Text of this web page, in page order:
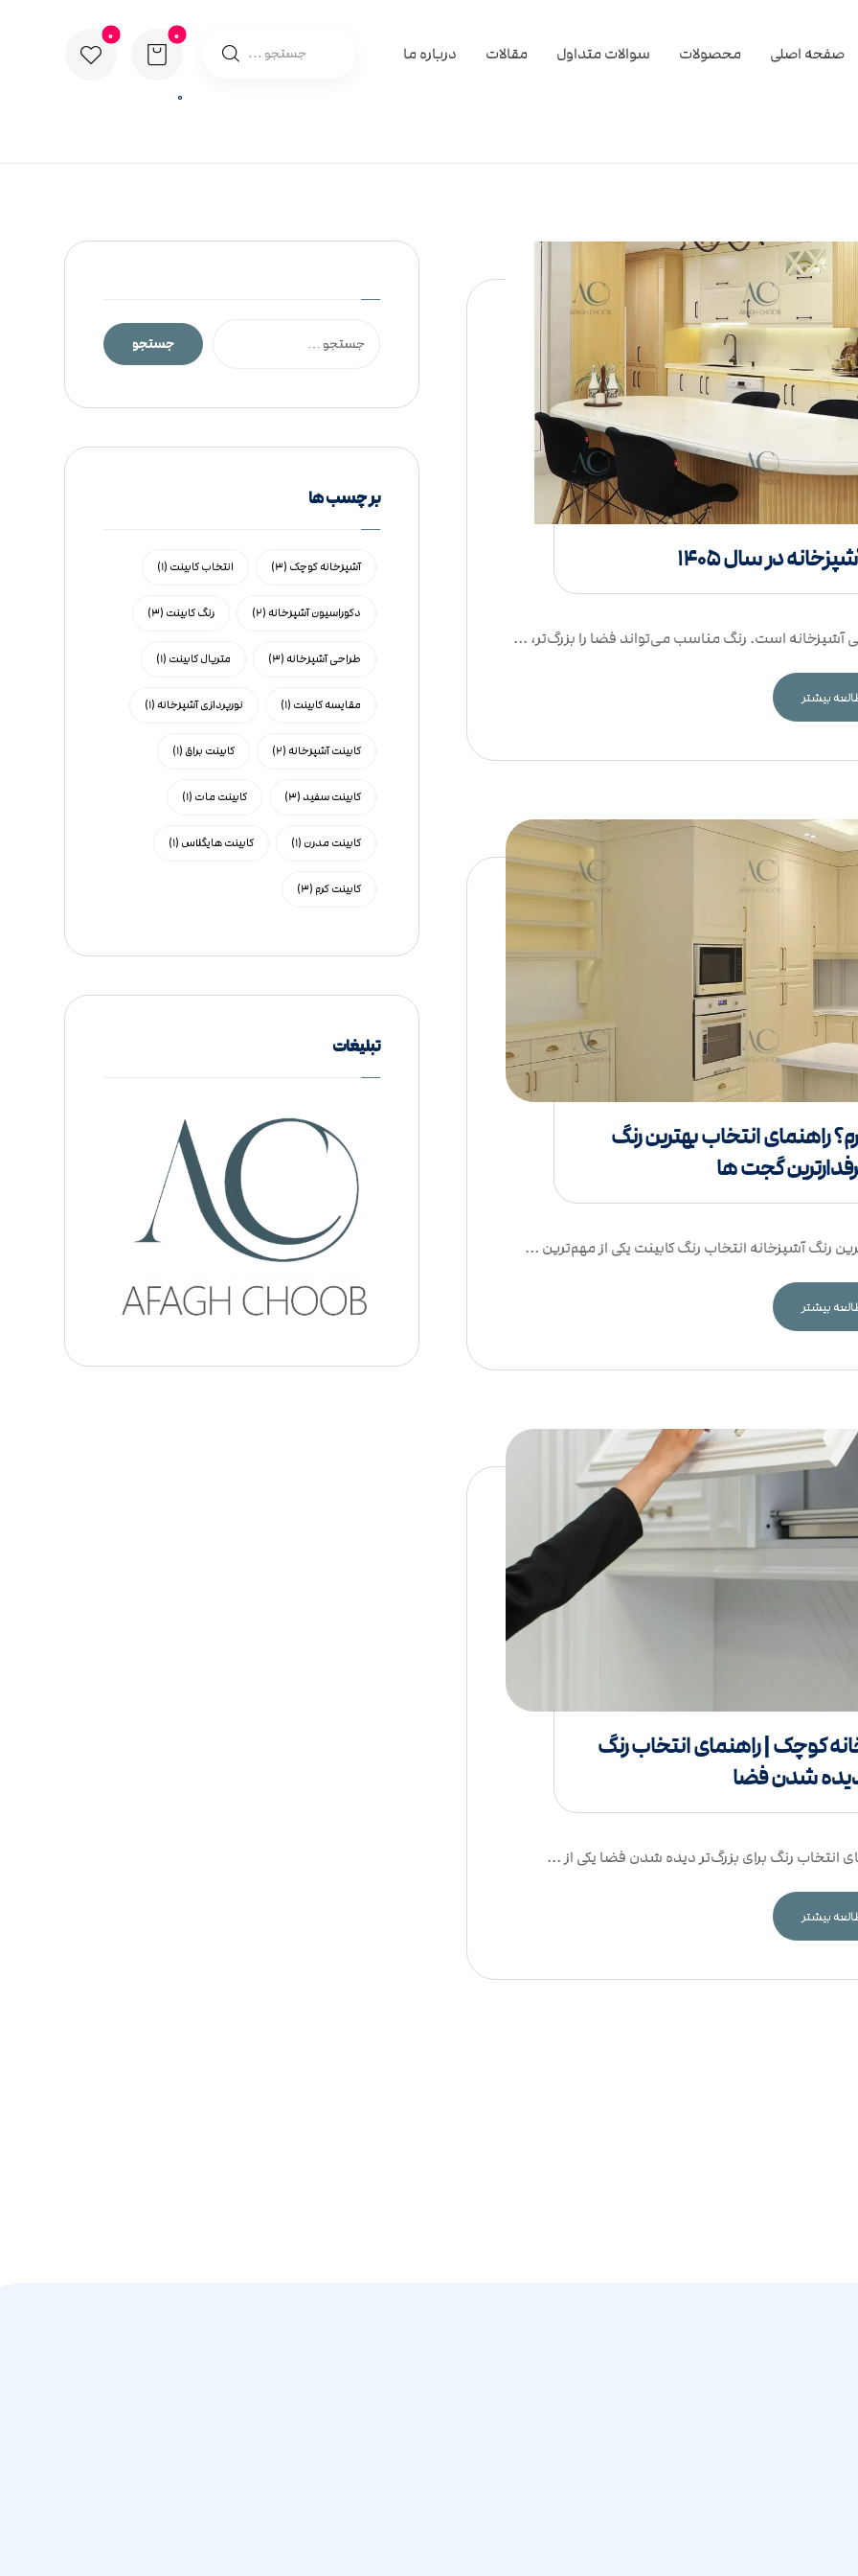
0
صفحه اصلی محصولات سوالات متداول مقالات درباره ما
در سال ۱۴۰۵
آشپزخانه است. رنگ مناسب می‌تواند فضا را بزرگ‌تر، ...
بیشتر
راهنمای انتخاب بهترین رنگ
گجت ها
رنگ آشپزخانه انتخاب رنگ کابینت یکی از مهم‌ترین ...
بیشتر
کوچک | راهنمای انتخاب رنگ
دیده شدن فضا
انتخاب رنگ برای بزرگ‌تر دیده شدن فضا یکی از ...
بیشتر
بر چسب ها
آشپزخانه کوچک (۳) انتخاب کابینت (۱)
دکوراسیون آشپزخانه(۲) رنگ کابینت (۳)
طراحی آشپزخانه(۳) متریال کابینت (۱)
مقایسه کابینت (۱) نورپردازی آشپزخانه(۱)
کابینت آشپزخانه(۲) کابینت براق (۱)
کابینت سفید(۳) کابینت مات (۱)
کابینت مدرن (۱) کابینت هایگلاس (۱)
کابینت کرم (۳)
تبلیغات